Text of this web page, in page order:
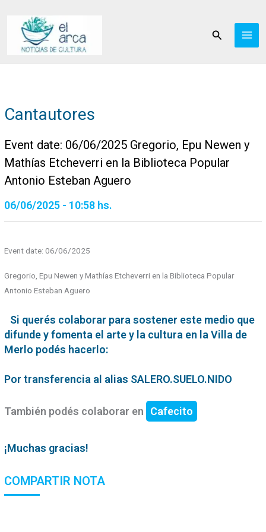
contenido
Buscar
Cantautores
Event date: 06/06/2025 Gregorio, Epu Newen y
Mathías Etcheverri en la Biblioteca Popular
Antonio Esteban Aguero
06/06/2025 - 10:58 hs.
Event date: 06/06/2025
Gregorio, Epu Newen y Mathías Etcheverri en la Biblioteca Popular
Antonio Esteban Aguero
Si querés colaborar para sostener este medio que
difunde y fomenta el arte y la cultura en la Villa de
Merlo podés hacerlo:
Por transferencia al alias SALERO.SUELO.NIDO
También podés colaborar en Cafecito
¡Muchas gracias!
COMPARTIR NOTA